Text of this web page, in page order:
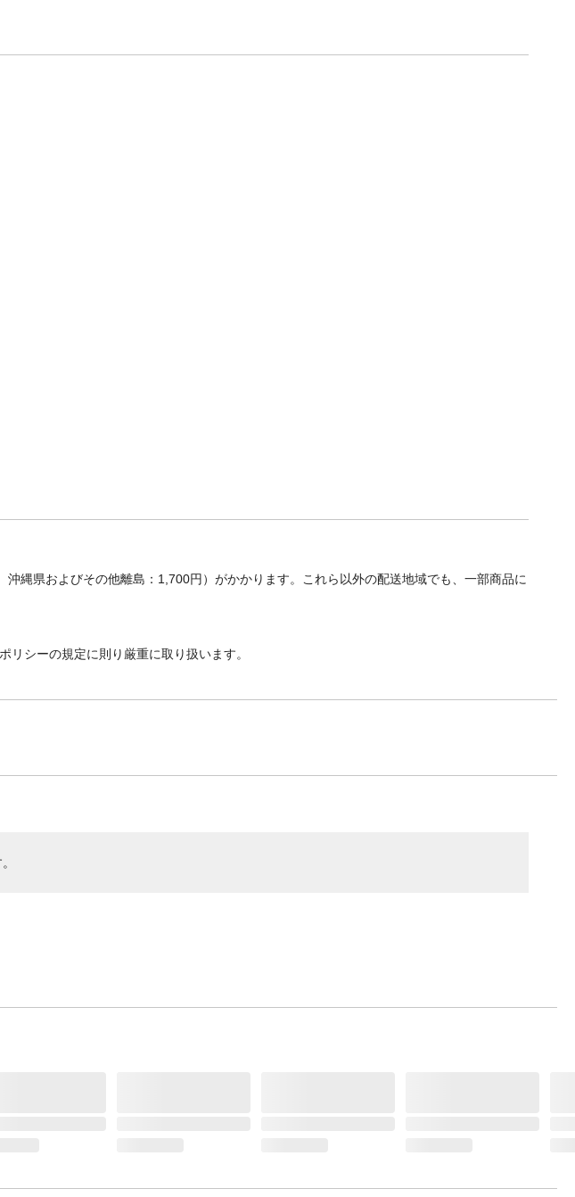
縄県およびその他離島：1,700円）がかかります。これら以外の配送地域でも、一部商品に
シーの規定に則り厳重に取り扱います。